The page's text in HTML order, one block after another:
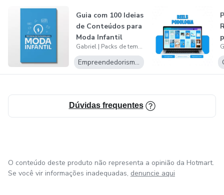
book 'Estruture seu Perfil do Instagram de Forma
Profissional'.
Adquira o seu e comece a criar conteúdo educacional e de
valor para sua audiência!
Guia com 100 Ideias
de Conteúdos para
Moda Infantil
Gabriel | Packs de templates editáveis
Empreendedorismo Digital
Dúvidas frequentes
O conteúdo deste produto não representa a opinião da Hotmart.
Se você vir informações inadequadas, denuncie aqui